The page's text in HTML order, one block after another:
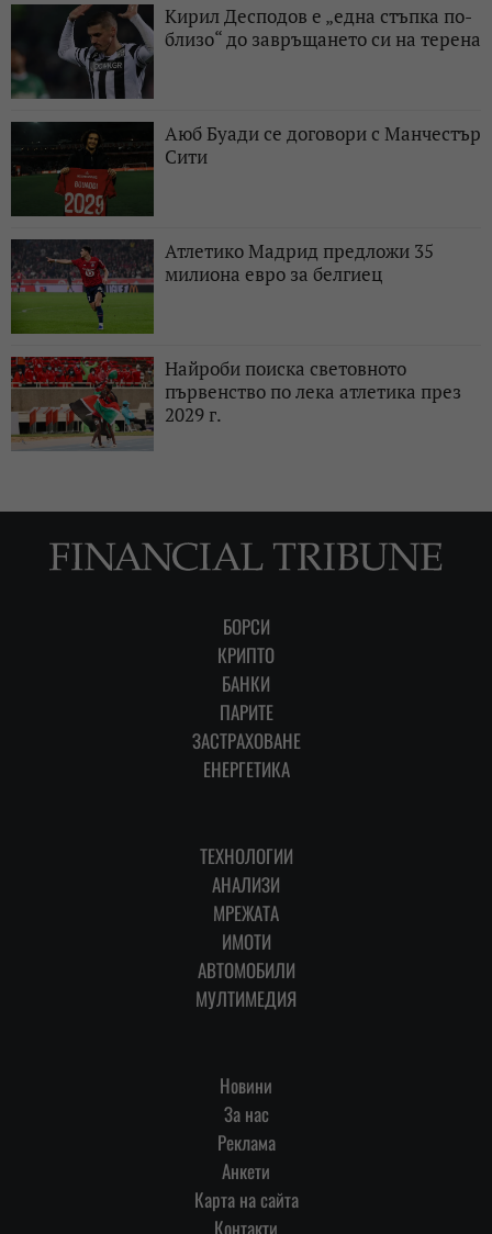
Кирил Десподов e „една стъпка по-
близо“ до завръщането си на терена
Аюб Буади се договори с Манчестър
Сити
Атлетико Мадрид предложи 35
милиона евро за белгиец
Найроби поиска световното
първенство по лека атлетика през
2029 г.
БОРСИ
КРИПТО
БАНКИ
ПАРИТЕ
ЗАСТРАХОВАНЕ
ЕНЕРГЕТИКА
ТЕХНОЛОГИИ
АНАЛИЗИ
МРЕЖАТА
ИМОТИ
АВТОМОБИЛИ
МУЛТИМЕДИЯ
Новини
За нас
Реклама
Анкети
Карта на сайта
Контакти